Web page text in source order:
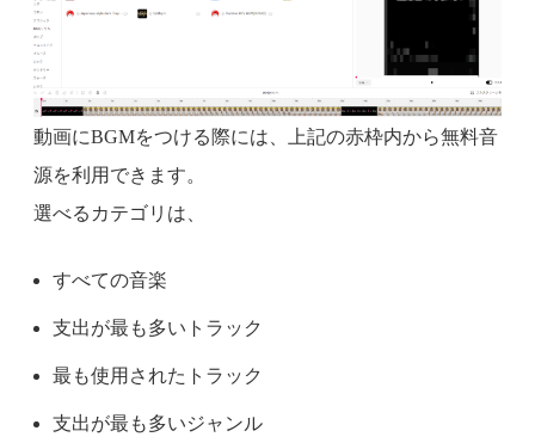
動画にBGMをつける際には、上記の赤枠内から無料音
源を利用できます。
選べるカテゴリは、
すべての音楽
支出が最も多いトラック
最も使用されたトラック
支出が最も多いジャンル